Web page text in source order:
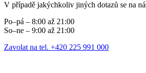
V případě jakýchkoliv jiných dotazů se na
Po–pá – 8:00 až 21:00
So–ne – 9:00 až 21:00
Zavolat na tel. +420 225 991 000